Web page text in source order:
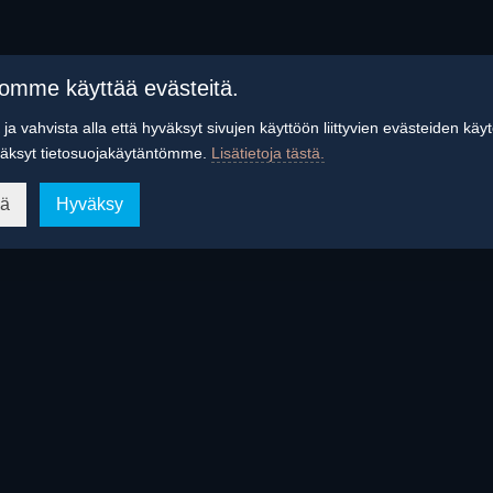
käyttää evästeitä.
ja vahvista alla että hyväksyt sivujen käyttöön liittyvien evästeiden
tietosuojakäytäntömme. Lisätietoja tästä.
Hyväksy